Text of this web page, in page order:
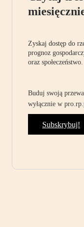
Zyskaj dostęp do
prognoz
oraz społeczeństwo.
Buduj swoją
wyłącznie w
Subskrybuj!